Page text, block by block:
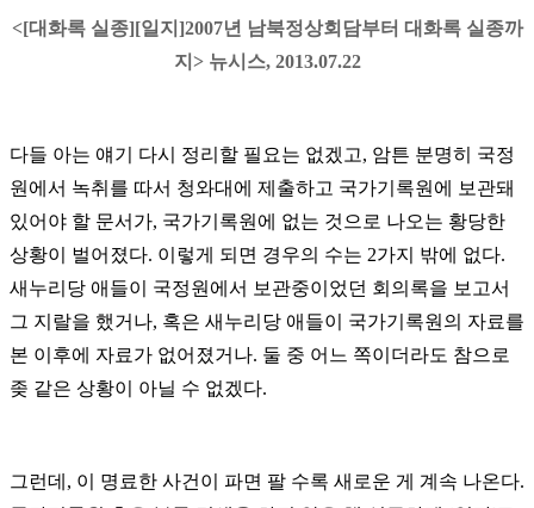
<[대화록 실종][일지 ]2007년 남북정상회담부터 대화록 실종까
지 > 뉴시스, 2013.07.22
다들 아는 얘기 다시 정리할 필요는 없겠고, 암튼 분명히 국정
원에서 녹취를 따서 청와대에 제출하고 국가기록원에 보관돼
있어야 할 문서가, 국가기록원에 없는 것으로 나오는 황당한
상황이 벌어졌다. 이렇게 되면 경우의 수는 2가지 밖에 없다.
새누리당 애들이 국정원에서 보관중이었던 회의록을 보고서
그 지랄을 했거나, 혹은 새누리당 애들이 국가기록원의 자료를
본 이후에 자료가 없어졌거나. 둘 중 어느 쪽이더라도 참으로
좆 같은 상황이 아닐 수 없겠다.
그런데 , 이 명료한 사건이 파면 팔 수록 새로운 게 계속 나온다.